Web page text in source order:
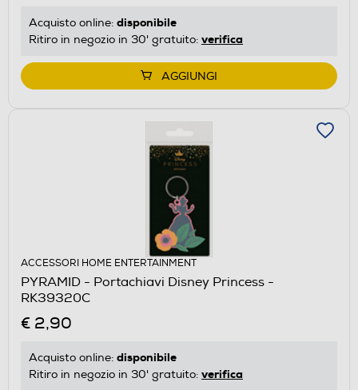
Acquisto online: disponibile
Ritiro in negozio in 30' gratuito: verifica
AGGIUNGI
ACCESSORI HOME ENTERTAINMENT
PYRAMID - Portachiavi Disney Princess -
RK39320C
€ 2,90
Acquisto online: disponibile
Ritiro in negozio in 30' gratuito: verifica